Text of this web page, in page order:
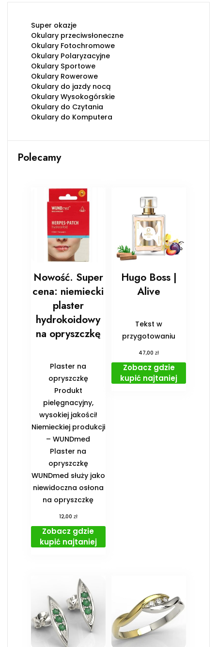
Super okazje
Okulary przeciwsłoneczne
Okulary Fotochromowe
Okulary Polaryzacyjne
Okulary Sportowe
Okulary Rowerowe
Okulary do jazdy nocą
Okulary Wysokogórskie
Okulary do Czytania
Okulary do Komputera
Polecamy
Nowość. Super
cena: niemiecki
plaster
hydrokoidowy
na opryszczkę
Plaster na
opryszczkę
Produkt
pielęgnacyjny,
wysokiej jakości!
Niemieckiej produkcji
– WUNDmed
Plaster na
opryszczkę
WUNDmed służy jako
niewidoczna osłona
na opryszczkę
12,00 zł
Zobacz gdzie
kupić najtaniej
Hugo Boss |
Alive
Tekst w
przygotowaniu
47,00zł
Zobacz gdzie
kupić najtaniej